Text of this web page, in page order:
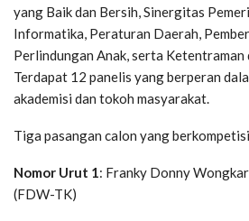
yang Baik dan Bersih, Sinergitas
Informatika, Peraturan Daerah,
Perlindungan Anak, serta Ketentraman
Terdapat 12 panelis yang berperan
akademisi dan tokoh masyarakat.
Tiga pasangan calon yang
Nomor Urut 1: Franky Donny
(FDW-TK)